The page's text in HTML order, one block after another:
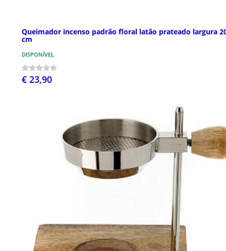
Queimador incenso padrão floral latão prateado largura
cm
DISPONÍVEL
€ 23,90